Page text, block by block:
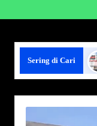
Sering di Cari
Panel Beton